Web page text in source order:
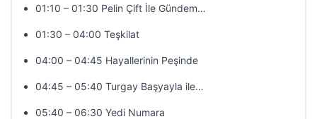
01:10 – 01:30 Pelin Çift İle Gündem…
01:30 – 04:00 Teşkilat
04:00 – 04:45 Hayallerinin Peşinde
04:45 – 05:40 Turgay Başyayla ile…
05:40 – 06:30 Yedi Numara